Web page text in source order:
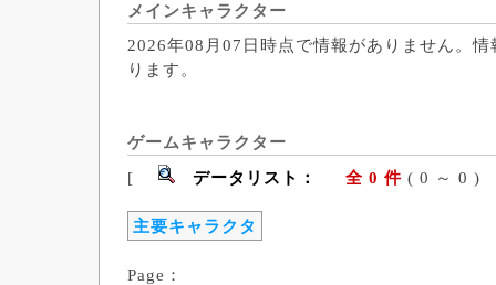
メインキャラクター
2026年08月07日時点で情報がありません。
ります。
ゲームキャラクター
[
データリスト： 全 0 件 ( 0
主要キャラクタ
Page：